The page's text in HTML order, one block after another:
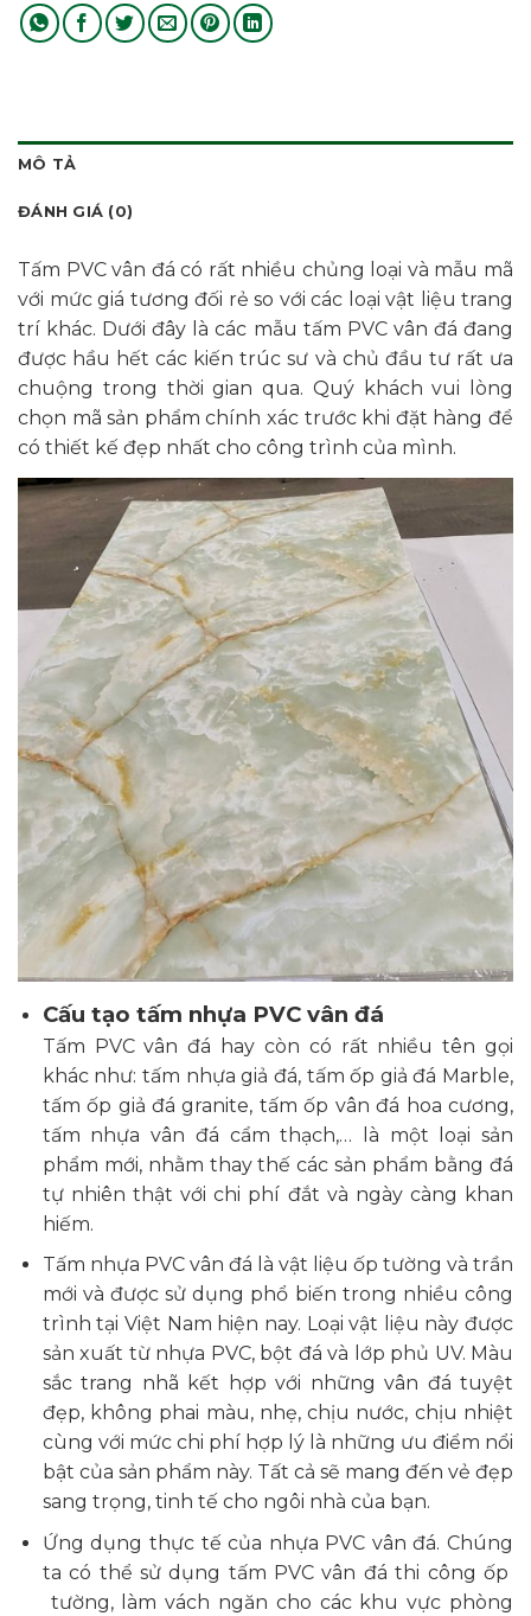
MÔ TẢ
ĐÁNH GIÁ (0)
Tấm PVC vân đá có rất nhiều chủng loại và mẫu mã
với mức giá tương đối rẻ so với các loại vật liệu trang
trí khác. Dưới đây là các mẫu tấm PVC vân đá đang
được hầu hết các kiến trúc sư và chủ đầu tư rất ưa
chuộng trong thời gian qua. Quý khách vui lòng
chọn mã sản phẩm chính xác trước khi đặt hàng để
có thiết kế đẹp nhất cho công trình của mình.
Cấu tạo tấm nhựa PVC vân đá
Tấm PVC vân đá hay còn có rất nhiều tên gọi
khác như: tấm nhựa giả đá, tấm ốp giả đá Marble,
tấm ốp giả đá granite, tấm ốp vân đá hoa cương,
tấm nhựa vân đá cẩm thạch,… là một loại sản
phẩm mới, nhằm thay thế các sản phẩm bằng đá
tự nhiên thật với chi phí đắt và ngày càng khan
hiếm.
Tấm nhựa PVC vân đá là vật liệu ốp tường và trần
mới và được sử dụng phổ biến trong nhiều công
trình tại Việt Nam hiện nay. Loại vật liệu này được
sản xuất từ nhựa PVC, bột đá và lớp phủ UV. Màu
sắc trang nhã kết hợp với những vân đá tuyệt
đẹp, không phai màu, nhẹ, chịu nước, chịu nhiệt
cùng với mức chi phí hợp lý là những ưu điểm nổi
bật của sản phẩm này. Tất cả sẽ mang đến vẻ đẹp
sang trọng, tinh tế cho ngôi nhà của bạn.
Ứng dụng thực tế của nhựa PVC vân đá. Chúng
ta có thể sử dụng tấm PVC vân đá thi công ốp
tường, làm vách ngăn cho các khu vực phòng